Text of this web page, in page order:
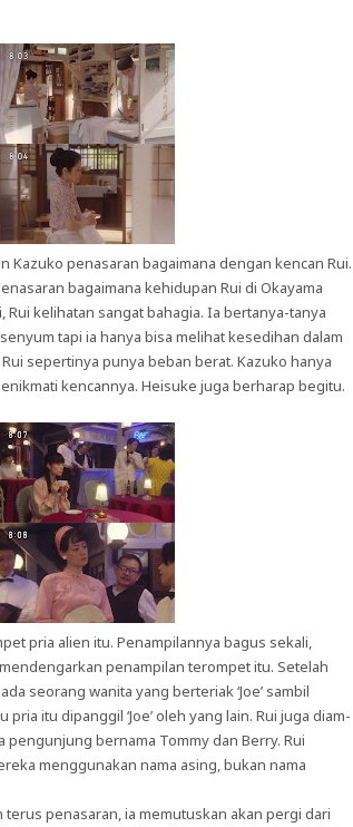
Kazuko penasaran bagaimana dengan kencan Rui.
bagaimana kehidupan Rui di Okayama
kelihatan sangat bahagia. Ia bertanya-tanya
tapi ia hanya bisa melihat kesedihan dalam
sepertinya punya beban berat. Kazuko hanya
kencannya. Heisuke juga berharap begitu.
pria alien itu. Penampilannya bagus sekali,
penampilan terompet itu. Setelah
seorang wanita yang berteriak ‘Joe’ sambil
itu dipanggil ‘Joe’ oleh yang lain. Rui juga diam-
bernama Tommy dan Berry. Rui
menggunakan nama asing, bukan nama
penasaran, ia memutuskan akan pergi dari